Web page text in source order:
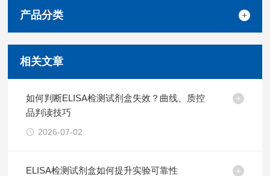
产品分类
相关文章
如何判断ELISA检测试剂盒失效？曲线、质控
品判读技巧
2026-07-02
ELISA检测试剂盒如何提升实验可靠性